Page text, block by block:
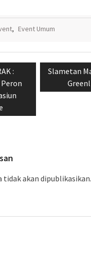
, Event Umum
:
Next
Slametan
tidak akan dipublikasikan.